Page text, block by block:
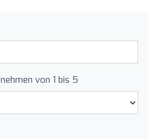
von 1 bis 5